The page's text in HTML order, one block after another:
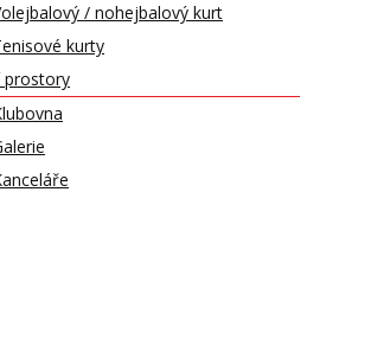
/ nohejbalový kurt
kurty
prostory